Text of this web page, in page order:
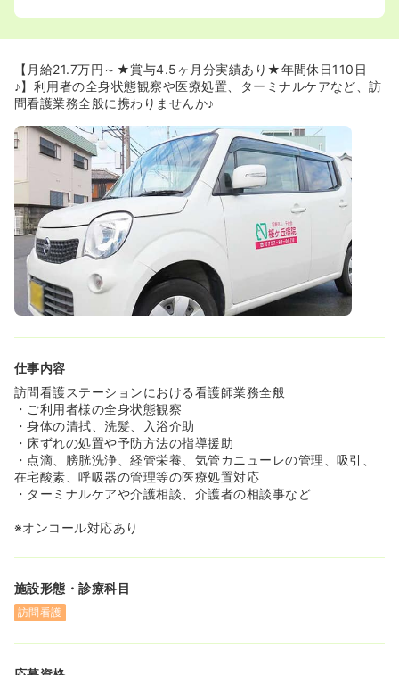
態の観察、医療処置、ターミナルケア、介護相談など多岐
おすすめです。
≪マイカー通勤OK！ストレスフリーな通勤≫
スムーズです。
◆通勤手当も月18,800円まで実費支給されるため、通勤費
の負担を軽減できます。
≪安心の福利厚生！長く働ける環境≫
◆社会保険完備はもちろん、退職金制度や厚生年金基金、
確定拠出年金401kもあり、長く安定して働けます。
【月給21.7万円～★賞与4.5ヶ月分実績あり★年間休日110日
♪】利用者の全身状態観察や医療処置、ターミナルケアなど、訪
問看護業務全般に携わりませんか♪
仕事内容
訪問看護ステーションにおける看護師業務全般
・ご利用者様の全身状態観察
・身体の清拭、洗髪、入浴介助
・床ずれの処置や予防方法の指導援助
・点滴、膀胱洗浄、経管栄養、気管カニューレの管理、吸引、
在宅酸素、呼吸器の管理等の医療処置対応
・ターミナルケアや介護相談、介護者の相談事など
※オンコール対応あり
施設形態・診療科目
訪問看護